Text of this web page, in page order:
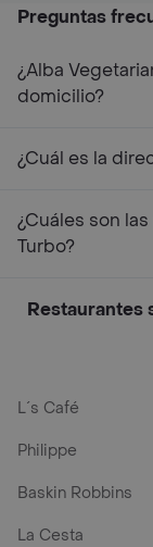
Preguntas
¿Alba
domicilio?
¿Cuál es la
¿Cuáles son
Turbo?
Restaurantes
L´s Café
Philippe
Baskin Robbins
La Cesta